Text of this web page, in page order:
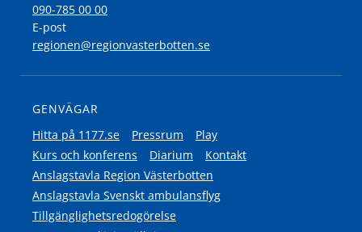
090-785 00 00
E-post
regionen@regionvasterbotten.se
GENVÄGAR
Hitta på 1177.se
Pressrum
Play
Kurs och konferens
Diarium
Kontakt
Anslagstavla Region Västerbotten
Anslagstavla Svenskt ambulansflyg
Tillgänglighetsredogörelse